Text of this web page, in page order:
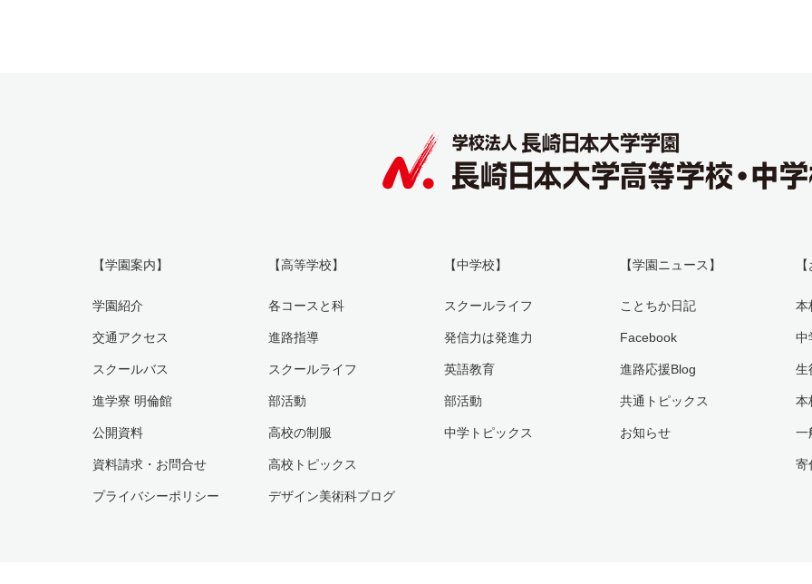
【学園案内】
学園紹介
交通アクセス
スクールバス
進学寮 明倫館
公開資料
資料請求・お問合せ
プライバシーポリシー
【高等学校】
各コースと科
進路指導
スクールライフ
部活動
高校の制服
高校トピックス
デザイン美術科ブログ
【中学校】
スクールライフ
発信力は発進力
英語教育
部活動
中学トピックス
【学園ニュース】
ことちか日記
Facebook
進路応援Blog
共通トピックス
お知らせ
本
中
生
本
一
寄